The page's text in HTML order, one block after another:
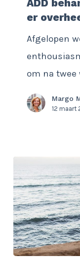
nodig?
ben
overheen
gegroeid’
ADD
er
Afgelopen
om na twee
Margo
12 maart